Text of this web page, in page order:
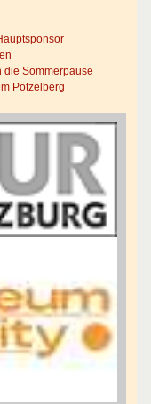
die Sommerpause
Pötzelberg